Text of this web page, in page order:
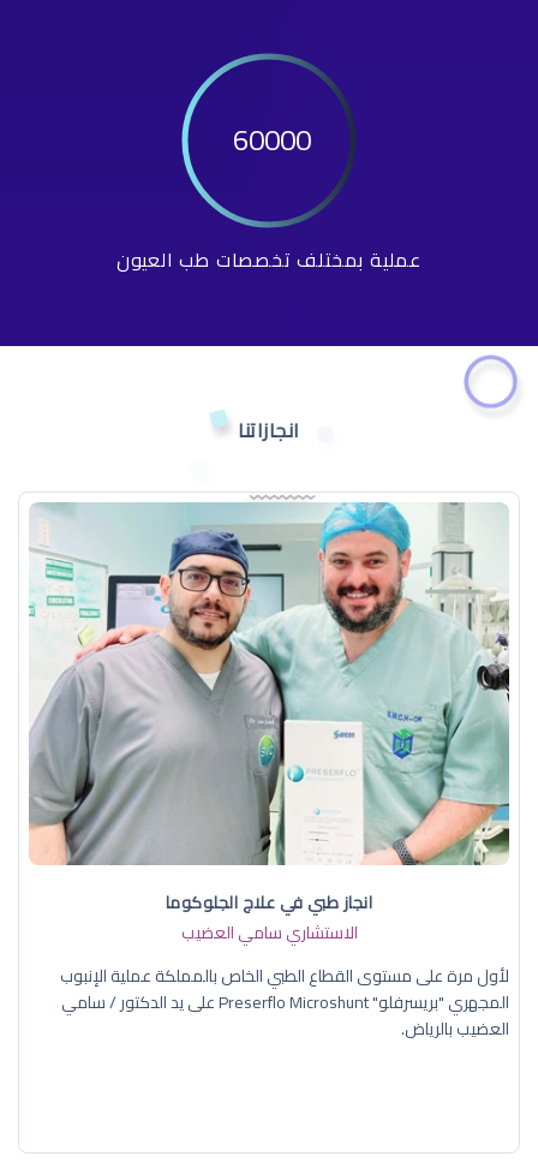
60000
عملية بمختلف تخصصات طب العيون
انجازاتنا
انجاز طبي في علاج الجلوكوما
الاستشاري سامي العضيب
لأول مرة على مستوى القطاع الطبي الخاص بالمملكة عملية الإنبوب
المجهري "بريسرفلو" Preserflo Microshunt على يد الدكتور / سامي
العضيب بالرياض.